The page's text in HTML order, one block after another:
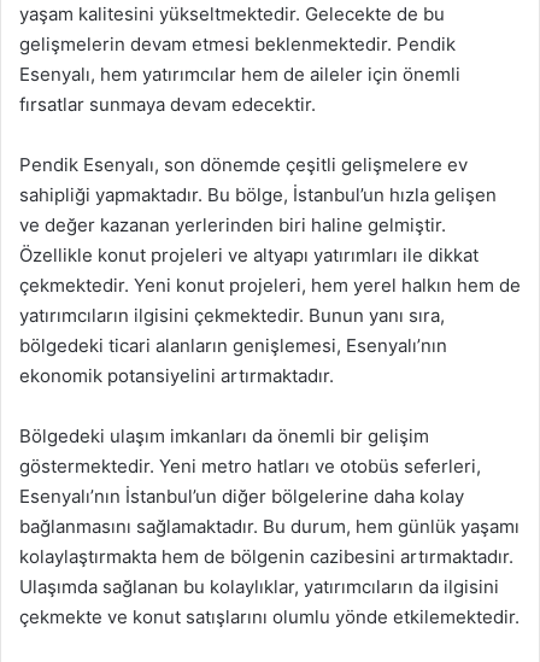
yaşam kalitesini yükseltmektedir. Gelecekte de bu
gelişmelerin devam etmesi beklenmektedir. Pendik
Esenyalı, hem yatırımcılar hem de aileler için önemli
fırsatlar sunmaya devam edecektir.
Pendik Esenyalı, son dönemde çeşitli gelişmelere ev
sahipliği yapmaktadır. Bu bölge, İstanbul’un hızla gelişen
ve değer kazanan yerlerinden biri haline gelmiştir.
Özellikle konut projeleri ve altyapı yatırımları ile dikkat
çekmektedir. Yeni konut projeleri, hem yerel halkın hem de
yatırımcıların ilgisini çekmektedir. Bunun yanı sıra,
bölgedeki ticari alanların genişlemesi, Esenyalı’nın
ekonomik potansiyelini artırmaktadır.
Bölgedeki ulaşım imkanları da önemli bir gelişim
göstermektedir. Yeni metro hatları ve otobüs seferleri,
Esenyalı’nın İstanbul’un diğer bölgelerine daha kolay
bağlanmasını sağlamaktadır. Bu durum, hem günlük yaşamı
kolaylaştırmakta hem de bölgenin cazibesini artırmaktadır.
Ulaşımda sağlanan bu kolaylıklar, yatırımcıların da ilgisini
çekmekte ve konut satışlarını olumlu yönde etkilemektedir.